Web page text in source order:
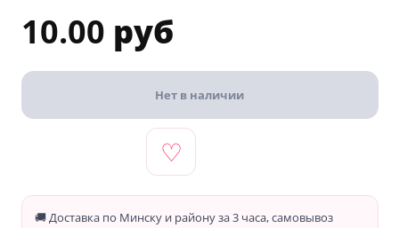
10.00 руб
Нет в наличии
♡
🚚 Доставка по Минску и району за 3 часа, самовывоз